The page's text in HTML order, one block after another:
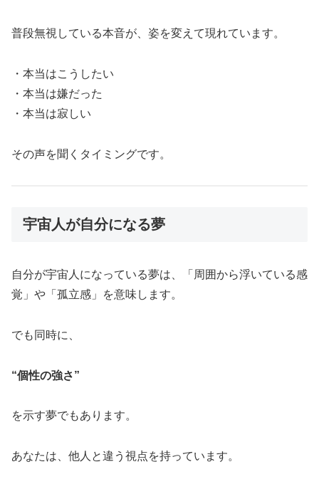
普段無視している本音が、姿を変えて現れています。
・本当はこうしたい
・本当は嫌だった
・本当は寂しい
その声を聞くタイミングです。
宇宙人が自分になる夢
自分が宇宙人になっている夢は、「周囲から浮いている感
覚」や「孤立感」を意味します。
でも同時に、
“個性の強さ”
を示す夢でもあります。
あなたは、他人と違う視点を持っています。